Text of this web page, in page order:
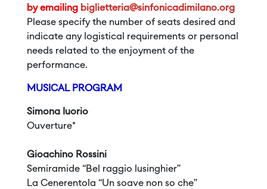
by emailing biglietteria@sinfonicadimilano.org
Please specify the number of seats desired and
indicate any logistical requirements or personal
needs related to the enjoyment of the
performance.
MUSICAL PROGRAM
Simona Iuorio
Ouverture*
Gioachino Rossini
Semiramide “Bel raggio lusinghier”
La Cenerentola “Un soave non so che”